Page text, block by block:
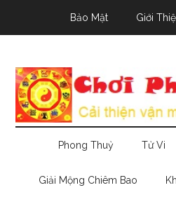
Bảo Mật Giới
Phong Thuỷ Tử Vi
Giải Mộng Chiêm Bao